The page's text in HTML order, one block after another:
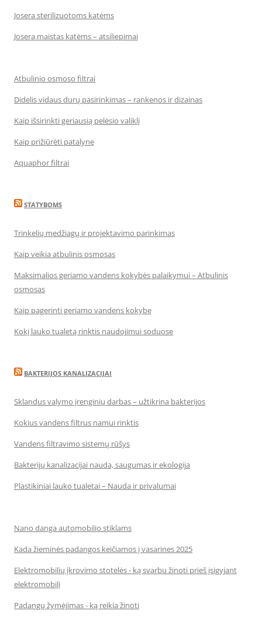
Josera sterilizuotoms katėms
Josera maistas katėms – atsiliepimai
Atbulinio osmoso filtrai
Didelis vidaus durų pasirinkimas – rankenos ir dizainas
Kaip išsirinkti geriausią pelėsio valiklį
Kaip prižiūrėti patalynę
Aquaphor filtrai
STATYBOMS
Trinkelių medžiagų ir projektavimo parinkimas
Kaip veikia atbulinis osmosas
Maksimalios geriamo vandens kokybės palaikymui – Atbulinis
osmosas
Kaip pagerinti geriamo vandens kokybę
Kokį lauko tualetą rinktis naudojimui soduose
BAKTERIJOS KANALIZACIJAI
Sklandus valymo įrenginių darbas – užtikrina bakterijos
Kokius vandens filtrus namui rinktis
Vandens filtravimo sistemų rūšys
Bakterijų kanalizacijai nauda, saugumas ir ekologija
Plastikiniai lauko tualetai – Nauda ir privalumai
Nano danga automobilio stiklams
Kada žieminės padangos keičiamos į vasarines 2025
Elektromobilių įkrovimo stotelės - ką svarbu žinoti prieš įsigyjant
elektromobilį
Padangų žymėjimas - ką reikia žinoti